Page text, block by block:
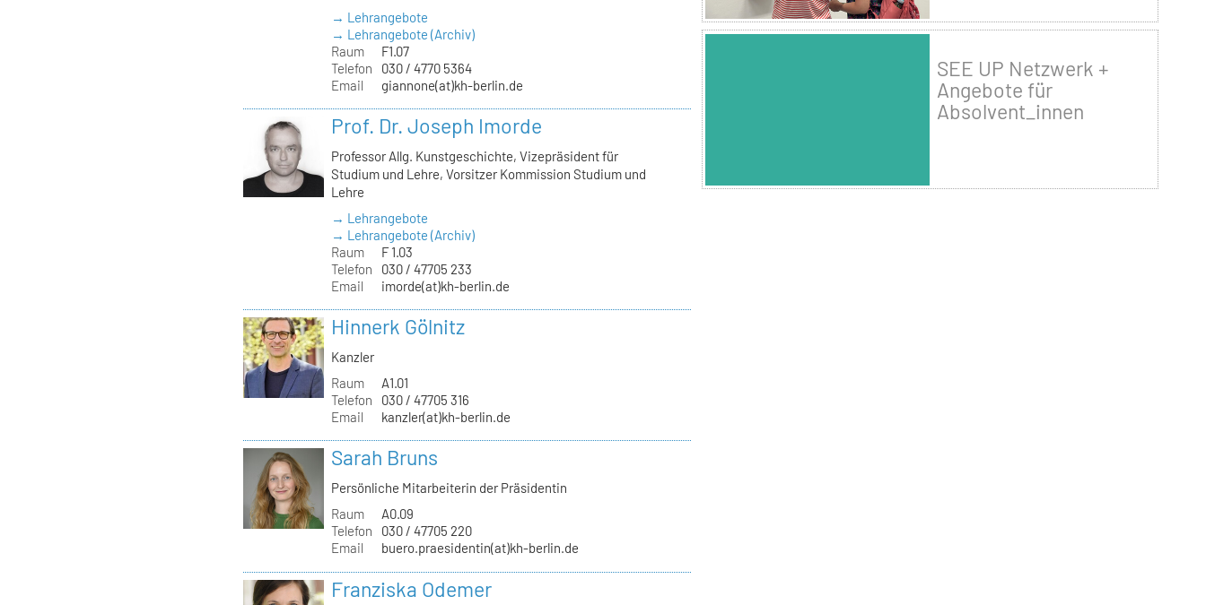
→ Lehrangebote
→ Lehrangebote (Archiv)
Raum
F1.07
Telefon
030 / 4770 5364
Email
giannone(at)kh-berlin.de
Prof. Dr. Joseph Imorde
Professor Allg. Kunstgeschichte, Vizepräsident für
Studium und Lehre, Vorsitzer Kommission Studium und
Lehre
→ Lehrangebote
→ Lehrangebote (Archiv)
Raum
F 1.03
Telefon
030 / 47705 233
Email
imorde(at)kh-berlin.de
Hinnerk Gölnitz
Kanzler
Raum
A1.01
Telefon
030 / 47705 316
Email
kanzler(at)kh-berlin.de
Sarah Bruns
Persönliche Mitarbeiterin der Präsidentin
Raum
A0.09
Telefon
030 / 47705 220
Email
buero.praesidentin(at)kh-berlin.de
Franziska Odemer
SEE UP Netzwerk +
Angebote für
Absolvent_innen